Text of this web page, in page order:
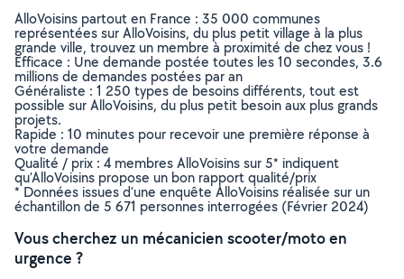
AlloVoisins partout en France : 35 000 communes
représentées sur AlloVoisins, du plus petit village à la plus
grande ville, trouvez un membre à proximité de chez vous !
Efficace : Une demande postée toutes les 10 secondes, 3.6
millions de demandes postées par an
Généraliste : 1 250 types de besoins différents, tout est
possible sur AlloVoisins, du plus petit besoin aux plus grands
projets.
Rapide : 10 minutes pour recevoir une première réponse à
votre demande
Qualité / prix : 4 membres AlloVoisins sur 5* indiquent
qu’AlloVoisins propose un bon rapport qualité/prix
* Données issues d’une enquête AlloVoisins réalisée sur un
échantillon de 5 671 personnes interrogées (Février 2024)
Vous cherchez un mécanicien scooter/moto en
urgence ?